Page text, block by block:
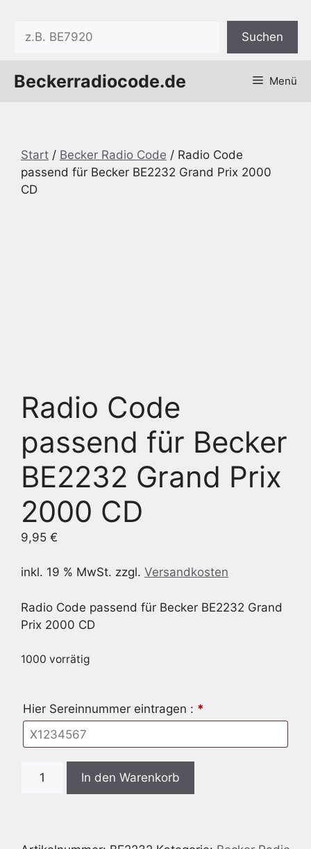
springen
Suchen
Beckerradiocode.de Menü
Start / Becker Radio Code / Radio Code
passend für Becker BE2232 Grand Prix 2000
CD
Radio Code
passend für Becker
BE2232 Grand Prix
2000 CD
9,95 €
inkl. 19 % MwSt. zzgl. Versandkosten
Radio Code passend für Becker BE2232 Grand
Prix 2000 CD
1000 vorrätig
Hier Sereinnummer eintragen : *
Radio
In den Warenkorb